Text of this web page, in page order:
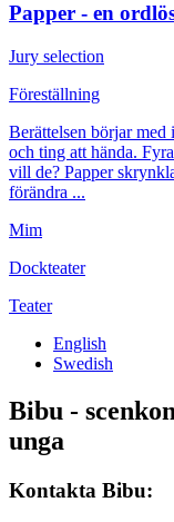
Papper - en
Jury selection
Föreställning
Berättelsen börjar
och ting att hända.
vill de? Papper
förändra ...
Mim
Dockteater
Teater
English
Swedish
Bibu -
unga
Kontakta Bibu: